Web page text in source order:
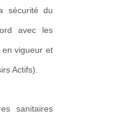
sécurité du
avec les
en vigueur et
Actifs).
sanitaires